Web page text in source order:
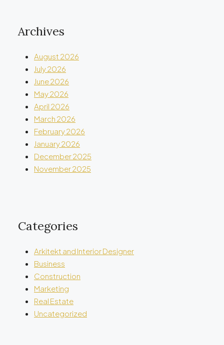
Archives
August 2026
July 2026
June 2026
May 2026
April 2026
March 2026
February 2026
January 2026
December 2025
November 2025
Categories
Arkitekt and Interior Designer
Business
Construction
Marketing
Real Estate
Uncategorized